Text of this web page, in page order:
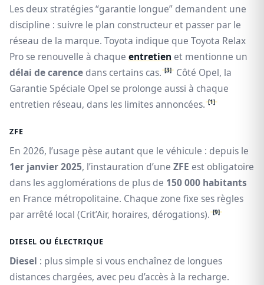
Les deux stratégies “garantie longue” demandent une
discipline : suivre le plan constructeur et passer par le
réseau de la marque. Toyota indique que Toyota Relax
Pro se renouvelle à chaque entretien et mentionne un
délai de carence dans certains cas. [3]
Côté Opel, la
Garantie Spéciale Opel se prolonge aussi à chaque
entretien réseau, dans les limites annoncées. [1]
ZFE
En 2026, l’usage pèse autant que le véhicule : depuis le
1er janvier 2025, l’instauration d’une ZFE est obligatoire
dans les agglomérations de plus de 150 000 habitants
en France métropolitaine. Chaque zone fixe ses règles
par arrêté local (Crit’Air, horaires, dérogations). [9]
DIESEL OU ÉLECTRIQUE
Diesel : plus simple si vous enchaînez de longues
distances chargées, avec peu d’accès à la recharge.